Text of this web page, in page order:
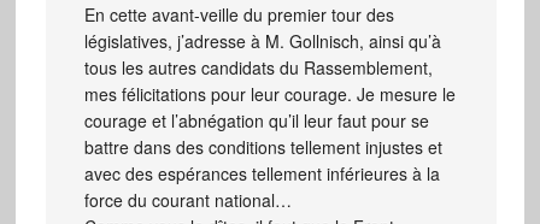
En cette avant-veille du premier tour des
législatives, j’adresse à M. Gollnisch, ainsi qu’à
tous les autres candidats du Rassemblement,
mes félicitations pour leur courage. Je mesure le
courage et l’abnégation qu’il leur faut pour se
battre dans des conditions tellement injustes et
avec des espérances tellement inférieures à la
force du courant national…